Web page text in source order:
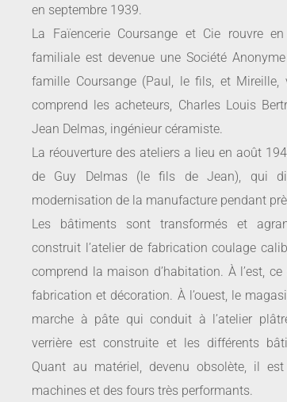
en septembre 1939.
La Faïencerie Coursange et Cie rouvre en
familiale est devenue une Société
famille Coursange (Paul, le fils, et Mireille,
comprend les acheteurs, Charles Louis
Jean Delmas, ingénieur céramiste.
La réouverture des ateliers a lieu en août
de Guy Delmas (le fils de Jean), qui
modernisation de la manufacture pendant
Les bâtiments sont transformés et
construit l’atelier de fabrication coulage
comprend la maison d’habitation. À l’est,
fabrication et décoration. À l’ouest, le
marche à pâte qui conduit à l’atelier
verrière est construite et les différents
Quant au matériel, devenu obsolète, il
machines et des fours très performants.